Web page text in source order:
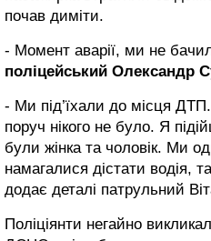
почав диміти.
- Момент аварії, ми не
поліцейський Олександр
- Ми під’їхали до місця
поруч нікого не було. Я
були жінка та чоловік. Ми
намагалися дістати водія,
додає деталі патрульний
Поліціянти негайно